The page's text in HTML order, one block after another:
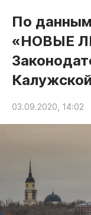
Новости
Статьи
Народные
Авто и
Общество
Погода
По
«НОВЫЕ
03.09.2020, 14:02